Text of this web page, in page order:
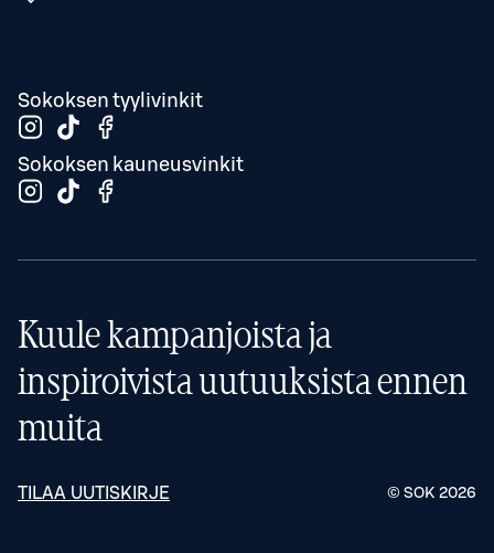
Sokoksen tyylivinkit
Sokoksen kauneusvinkit
Kuule kampanjoista ja
inspiroivista uutuuksista ennen
muita
TILAA UUTISKIRJE © SOK 2026